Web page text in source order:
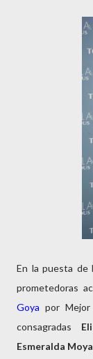
En la puesta de
prometedoras
Goya por
consagradas
Esmeralda